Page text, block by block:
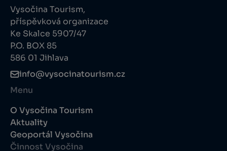
Vysočina Tourism,
příspěvková organizace
Ke Skalce 5907/47
P.O. BOX 85
586 01 Jihlava
info@vysocinatourism.cz
Menu
O Vysočina Tourism
Aktuality
Geoportál Vysočina
Činnost Vysočina